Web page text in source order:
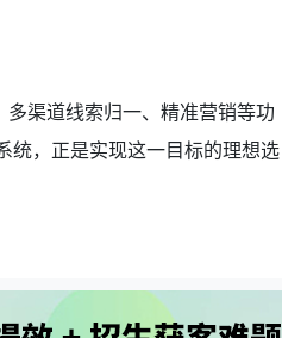
渠道线索归一、精准营销等功
统，正是实现这一目标的理想选